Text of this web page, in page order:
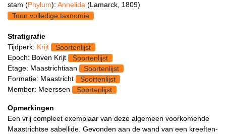
stam (Phylum): Annelida (Lamarck, 1809)
Toon volledige taxnomie
Stratigrafie
Tijdperk: Krijt
Soortenlijst
Epoch: Boven Krijt
Soortenlijst
Etage: Maastrichtiaan
Soortenlijst
Formatie: Maastricht
Soortenlijst
Member: Meerssen
Soortenlijst
Opmerkingen
Een vrij compleet exemplaar van deze algemeen voorkomende
Maastrichtse sabellide. Gevonden aan de wand van een kreeften-